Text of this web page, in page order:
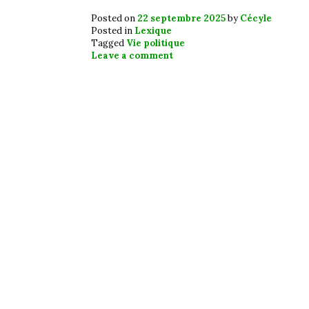
Posted on 22 septembre 2025byCécyle
Posted in Lexique
Tagged Vie politique
Leave a comment